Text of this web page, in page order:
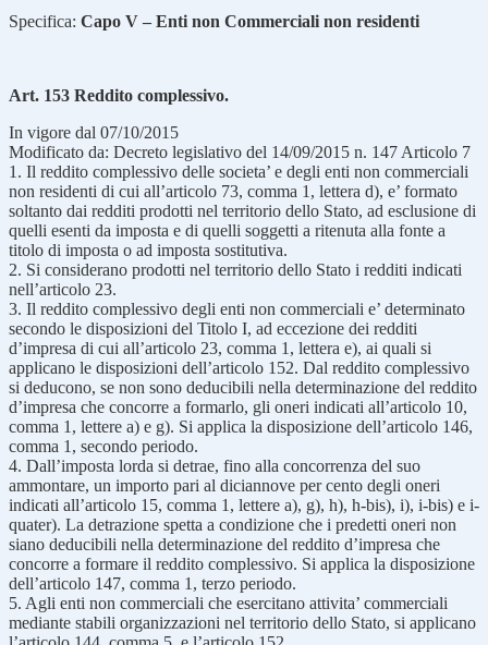
Specifica: Capo V – Enti non Commerciali non residenti
Art. 153 Reddito complessivo.
In vigore dal 07/10/2015
Modificato da: Decreto legislativo del 14/09/2015 n. 147 Articolo 7
1. Il reddito complessivo delle societa’ e degli enti non commerciali
non residenti di cui all’articolo 73, comma 1, lettera d), e’ formato
soltanto dai redditi prodotti nel territorio dello Stato, ad esclusione di
quelli esenti da imposta e di quelli soggetti a ritenuta alla fonte a
titolo di imposta o ad imposta sostitutiva.
2. Si considerano prodotti nel territorio dello Stato i redditi indicati
nell’articolo 23.
3. Il reddito complessivo degli enti non commerciali e’ determinato
secondo le disposizioni del Titolo I, ad eccezione dei redditi
d’impresa di cui all’articolo 23, comma 1, lettera e), ai quali si
applicano le disposizioni dell’articolo 152. Dal reddito complessivo
si deducono, se non sono deducibili nella determinazione del reddito
d’impresa che concorre a formarlo, gli oneri indicati all’articolo 10,
comma 1, lettere a) e g). Si applica la disposizione dell’articolo 146,
comma 1, secondo periodo.
4. Dall’imposta lorda si detrae, fino alla concorrenza del suo
ammontare, un importo pari al diciannove per cento degli oneri
indicati all’articolo 15, comma 1, lettere a), g), h), h-bis), i), i-bis) e i-
quater). La detrazione spetta a condizione che i predetti oneri non
siano deducibili nella determinazione del reddito d’impresa che
concorre a formare il reddito complessivo. Si applica la disposizione
dell’articolo 147, comma 1, terzo periodo.
5. Agli enti non commerciali che esercitano attivita’ commerciali
mediante stabili organizzazioni nel territorio dello Stato, si applicano